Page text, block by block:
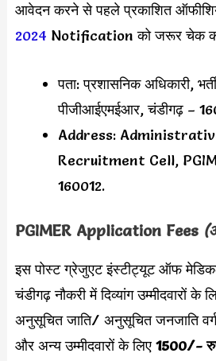
आवेदन करने से पहले प्रकाशित
2024 Notification को जरूर चेक
पता: प्रशासनिक अधिकारी,
पीजीआईएमईआर, चंडीगढ़ –
Address:
Recruitment Cell,
160012.
PGIMER Application Fees
इस पोस्ट ग्रेजुएट इंस्टीट्यूट ऑफ
चंडीगढ़ नौकरी में दिव्यांग उम्मीदवारों
अनुसूचित जाति/ अनुसूचित जनजाति
और अन्य उम्मीदवारों के लिए1500/-